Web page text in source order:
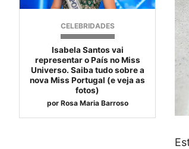
CELEBRIDADES
Isabela Santos vai
representar o País no Miss
Universo. Saiba tudo sobre a
nova Miss Portugal (e veja as
fotos)
por Rosa Maria Barroso